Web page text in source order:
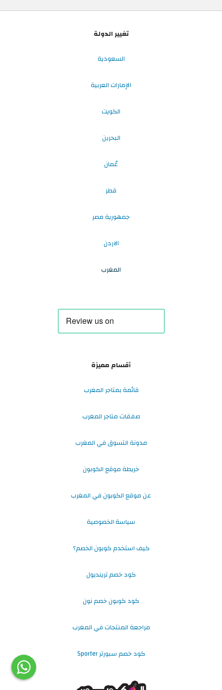
تغيير الدولة
السعودية
الإمارات العربية
الكويت
البحرين
عُمان
قطر
جمهورية مصر
الاردن
المغرب
أقسام مميزة
قائمة بمتاجر المغرب
صفقات متاجر المغرب
مدونة التسوق في المغرب
خريطة موقع الكوبون
عن موقع الكوبون في المغرب
سياسة الخصوصية
كيف استخدم كوبون الخصم؟
كود خصم ترينديول
كود كوبون خصم نون
مراجعة المنتجات في المغرب
كود خصم سبورتر Sporter